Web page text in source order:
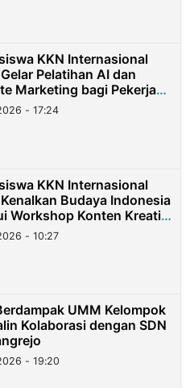
KKN Internasional
Pelatihan AI dan
Marketing bagi Pekerja
Indonesia di Taiwan
- 17:24
KKN Internasional
Budaya Indonesia
Workshop Konten Kreatif
- 10:27
UMM Kelompok
Kolaborasi dengan SDN
- 19:20